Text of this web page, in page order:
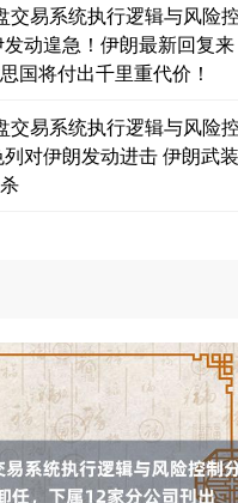
+164.40 +2.13%
交易系统执行逻辑与风险
动遑急！伊朗最新回复来
国将付出千里重代价！
交易系统执行逻辑与风险
对伊朗发动进击 伊朗武装